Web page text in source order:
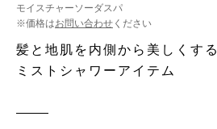
モイスチャーソーダスパ
※価格はお問い合わせ ください
髪と地肌を内側から美しくする
ミストシャワーアイテム